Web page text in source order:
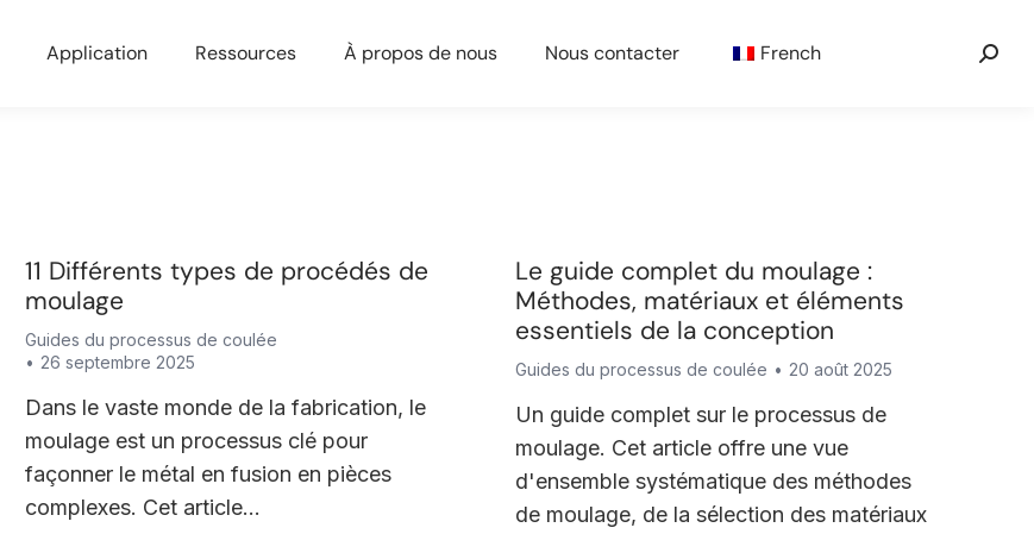
Application Ressources À propos de nous Nous contacter French
11 Différents types de procédés de
moulage
Guides du processus de coulée
26 septembre 2025
Dans le vaste monde de la fabrication, le
moulage est un processus clé pour
façonner le métal en fusion en pièces
complexes. Cet article...
Le guide complet du moulage :
Méthodes, matériaux et éléments
essentiels de la conception
Guides du processus de coulée 20 août 2025
Un guide complet sur le processus de
moulage. Cet article offre une vue
d'ensemble systématique des méthodes
de moulage, de la sélection des matériaux